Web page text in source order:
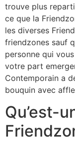
trouve plus
ce que la
les diverses
friendzones sauf
personne qui
votre part
Contemporain a
bouquin avec
Qu’est-